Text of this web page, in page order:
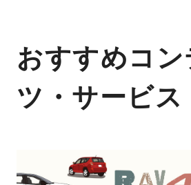
おすすめコン
ツ・サービス